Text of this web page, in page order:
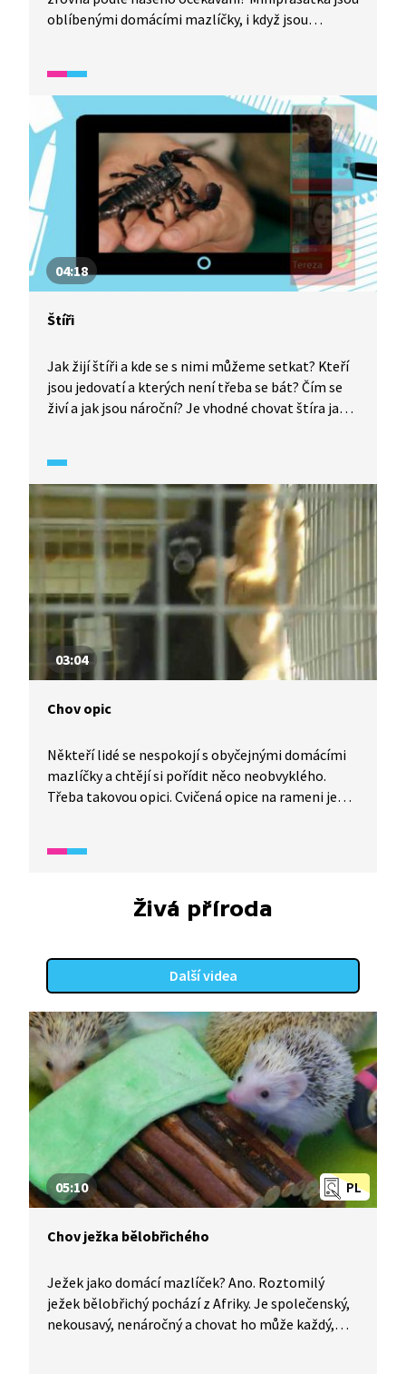
oblíbenými domácími mazlíčky, i když jsou
vůbec nejsou.
04:18
Štíři
Jak žijí štíři a kde se s nimi můžeme setkat? Kteří
jsou jedovatí a kterých není třeba se bát? Čím se
živí a jak jsou nároční? Je vhodné chovat štíra jako
03:04
Chov opic
Někteří lidé se nespokojí s obyčejnými domácími
mazlíčky a chtějí si pořídit něco neobvyklého.
Třeba takovou opici. Cvičená opice na rameni je
na dvorku docela pestrou smečku různých
Živá příroda
Další videa
PL
05:10
Chov ježka bělobřichého
Ježek jako domácí mazlíček? Ano. Roztomilý
ježek bělobřichý pochází z Afriky. Je společenský,
nekousavý, nenáročný a chovat ho může každý,